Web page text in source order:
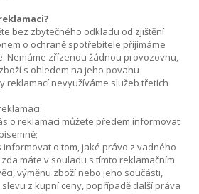
bez zbytečného odkladu od zjištění
o ochraně spotřebitele přijímáme
Nemáme zřízenou žádnou provozovnu,
s ohledem na jeho povahu
reklamací nevyužíváme služeb třetích
o reklamaci můžete předem informovat
o tom, jaké právo z vadného
máte v souladu s tímto reklamačním
výměnu zboží nebo jeho součásti,
z kupní ceny, popřípadě další práva